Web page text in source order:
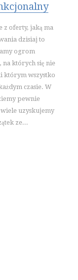
z oferty, jaką ma
dzisiaj to
ogrom
których się nie
którym wszystko
czasie. W
pewnie
uzyskujemy
ze...